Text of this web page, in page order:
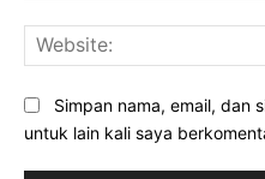
Simpan nama, email, dan
untuk lain kali saya